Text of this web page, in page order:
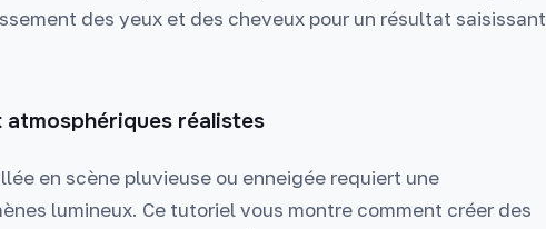
des yeux et des cheveux pour un résultat saisissant
réalistes
en scène pluvieuse ou enneigée requiert une
lumineux. Ce tutoriel vous montre comment créer des